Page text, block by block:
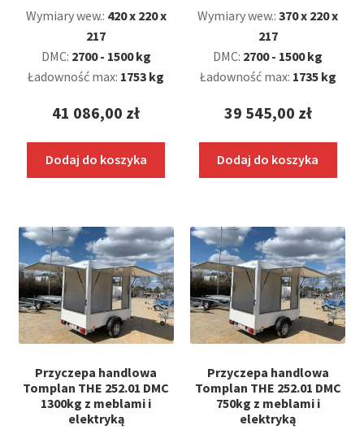
Wymiary wew.: 420 x 220 x
217
DMC: 2700 - 1500 kg
Ładowność max: 1753 kg
41 086,00 zł
Dodaj do koszyka
Wymiary wew.:370 x 220 x
217
DMC: 2700 - 1500 kg
Ładowność max: 1735 kg
39 545,00 zł
Dodaj do koszyka
Przyczepa handlowa
Tomplan THE 252.01 DMC
1300kg z meblami i
elektryką
Przyczepa handlowa
Tomplan THE 252.01 DMC
750kg z meblami i
elektryką